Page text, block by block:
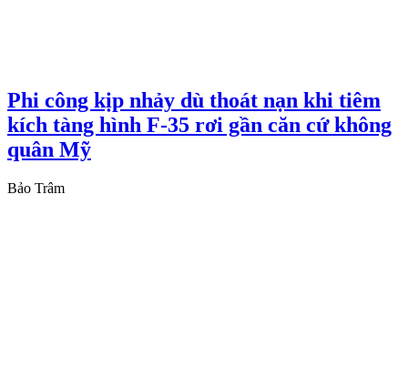
Phi công kịp nhảy dù thoát nạn khi tiêm
kích tàng hình F-35 rơi gần căn cứ không
quân Mỹ
Bảo Trâm